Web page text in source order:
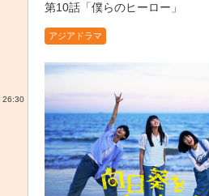
26:30
第10話「僕らのヒーロー」
アジアドラマ